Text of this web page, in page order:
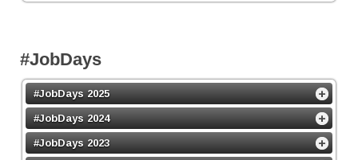
#JobDays
#JobDays 2025
#JobDays 2024
#JobDays 2023